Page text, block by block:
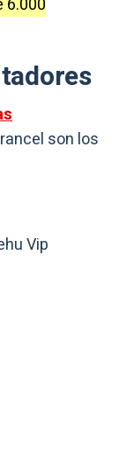
6.000
son los
Vip